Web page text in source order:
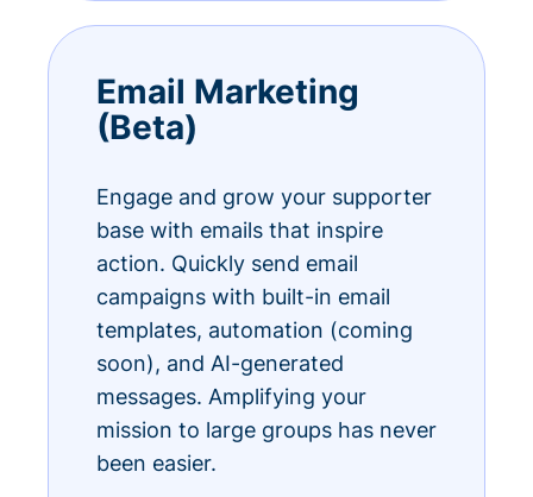
Email Marketing
(Beta)
Engage and grow your supporter
base with emails that inspire
action. Quickly send email
campaigns with built-in email
templates, automation (coming
soon), and AI-generated
messages. Amplifying your
mission to large groups has never
been easier.